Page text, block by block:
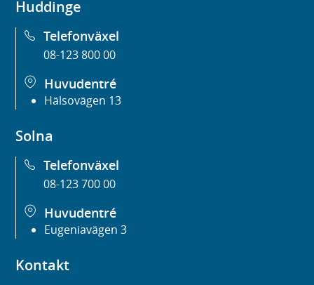
Huddinge
Telefonväxel
08-123 800 00
Huvudentré
Hälsovägen 13
Solna
Telefonväxel
08-123 700 00
Huvudentré
Eugeniavägen 3
Kontakt